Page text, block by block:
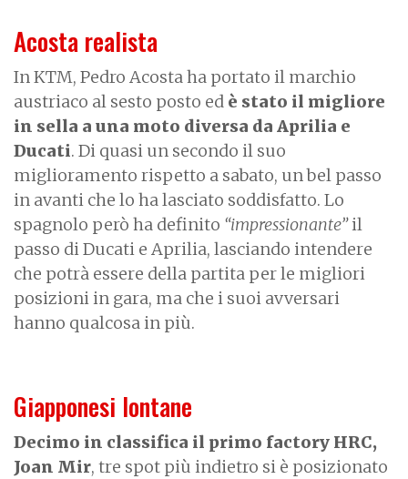
Acosta realista
In KTM, Pedro Acosta ha portato il marchio
austriaco al sesto posto ed è stato il migliore
in sella a una moto diversa da Aprilia e
Ducati. Di quasi un secondo il suo
miglioramento rispetto a sabato, un bel passo
in avanti che lo ha lasciato soddisfatto. Lo
spagnolo però ha definito “impressionante”il
passo di Ducati e Aprilia, lasciando intendere
che potrà essere della partita per le migliori
posizioni in gara, ma che i suoi avversari
hanno qualcosa in più.
Giapponesi lontane
Decimo in classifica il primo factory HRC,
Joan Mir, tre spot più indietro si è posizionato